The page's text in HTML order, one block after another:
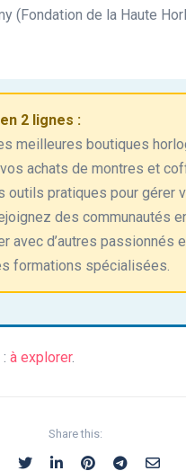
(Fondation de la Haute
2 lignes :
meilleures boutiques
achats de montres et
outils pratiques pour gérer
des communautés
avec d’autres passionnés
formations spécialisées.
à explorer.
Share this: